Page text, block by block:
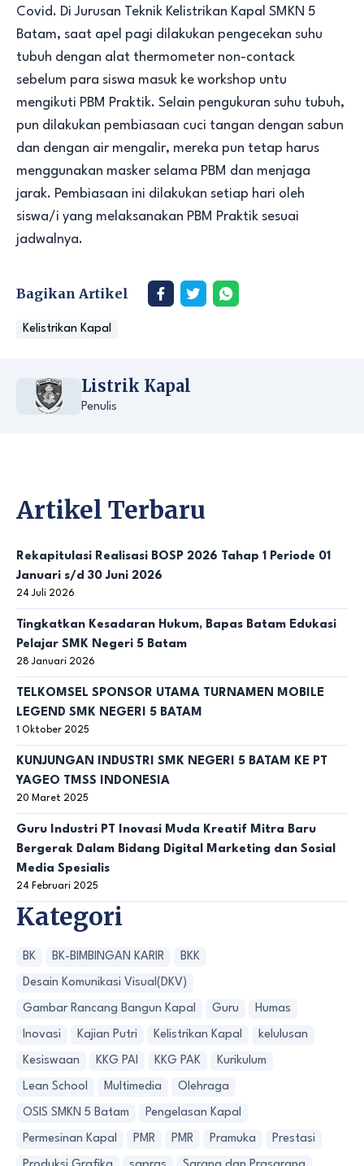
Covid. Di Jurusan Teknik Kelistrikan Kapal SMKN 5
Batam, saat apel pagi dilakukan pengecekan suhu
tubuh dengan alat thermometer non-contack
sebelum para siswa masuk ke workshop untu
mengikuti PBM Praktik. Selain pengukuran suhu tubuh,
pun dilakukan pembiasaan cuci tangan dengan sabun
dan dengan air mengalir, mereka pun tetap harus
menggunakan masker selama PBM dan menjaga
jarak. Pembiasaan ini dilakukan setiap hari oleh
siswa/i yang melaksanakan PBM Praktik sesuai
jadwalnya.
Bagikan Artikel
Kelistrikan Kapal
Listrik Kapal
Penulis
Artikel Terbaru
Rekapitulasi Realisasi BOSP 2026 Tahap 1 Periode 01
Januari s/d 30 Juni 2026
24 Juli 2026
Tingkatkan Kesadaran Hukum, Bapas Batam Edukasi
Pelajar SMK Negeri 5 Batam
28 Januari 2026
TELKOMSEL SPONSOR UTAMA TURNAMEN MOBILE
LEGEND SMK NEGERI 5 BATAM
1 Oktober 2025
KUNJUNGAN INDUSTRI SMK NEGERI 5 BATAM KE PT
YAGEO TMSS INDONESIA
20 Maret 2025
Guru Industri PT Inovasi Muda Kreatif Mitra Baru
Bergerak Dalam Bidang Digital Marketing dan Sosial
Media Spesialis
24 Februari 2025
Kategori
BK BK-BIMBINGAN KARIR BKK
Desain Komunikasi Visual(DKV)
Gambar Rancang Bangun Kapal Guru Humas
Inovasi Kajian Putri Kelistrikan Kapal kelulusan
Kesiswaan KKG PAI KKG PAK Kurikulum
Lean School Multimedia Olehraga
OSIS SMKN 5 Batam Pengelasan Kapal
Permesinan Kapal PMR PMR Pramuka Prestasi